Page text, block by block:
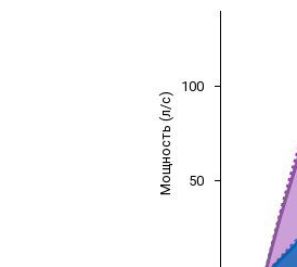
Мощность (л/с) 50
100